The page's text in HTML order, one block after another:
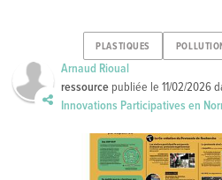
PLASTIQUES
Arnaud Rioual
ressource publiée le11/02/2026
Innovations Participatives en